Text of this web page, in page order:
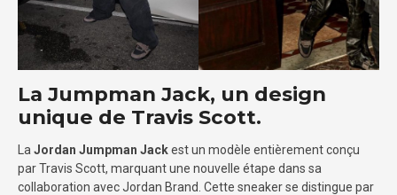
La Jumpman Jack, un design
unique de Travis Scott.
La Jordan Jumpman Jackest un modèle entièrement conçu
par Travis Scott, marquant une nouvelle étape dans sa
collaboration avec Jordan Brand. Cette sneaker se distingue par